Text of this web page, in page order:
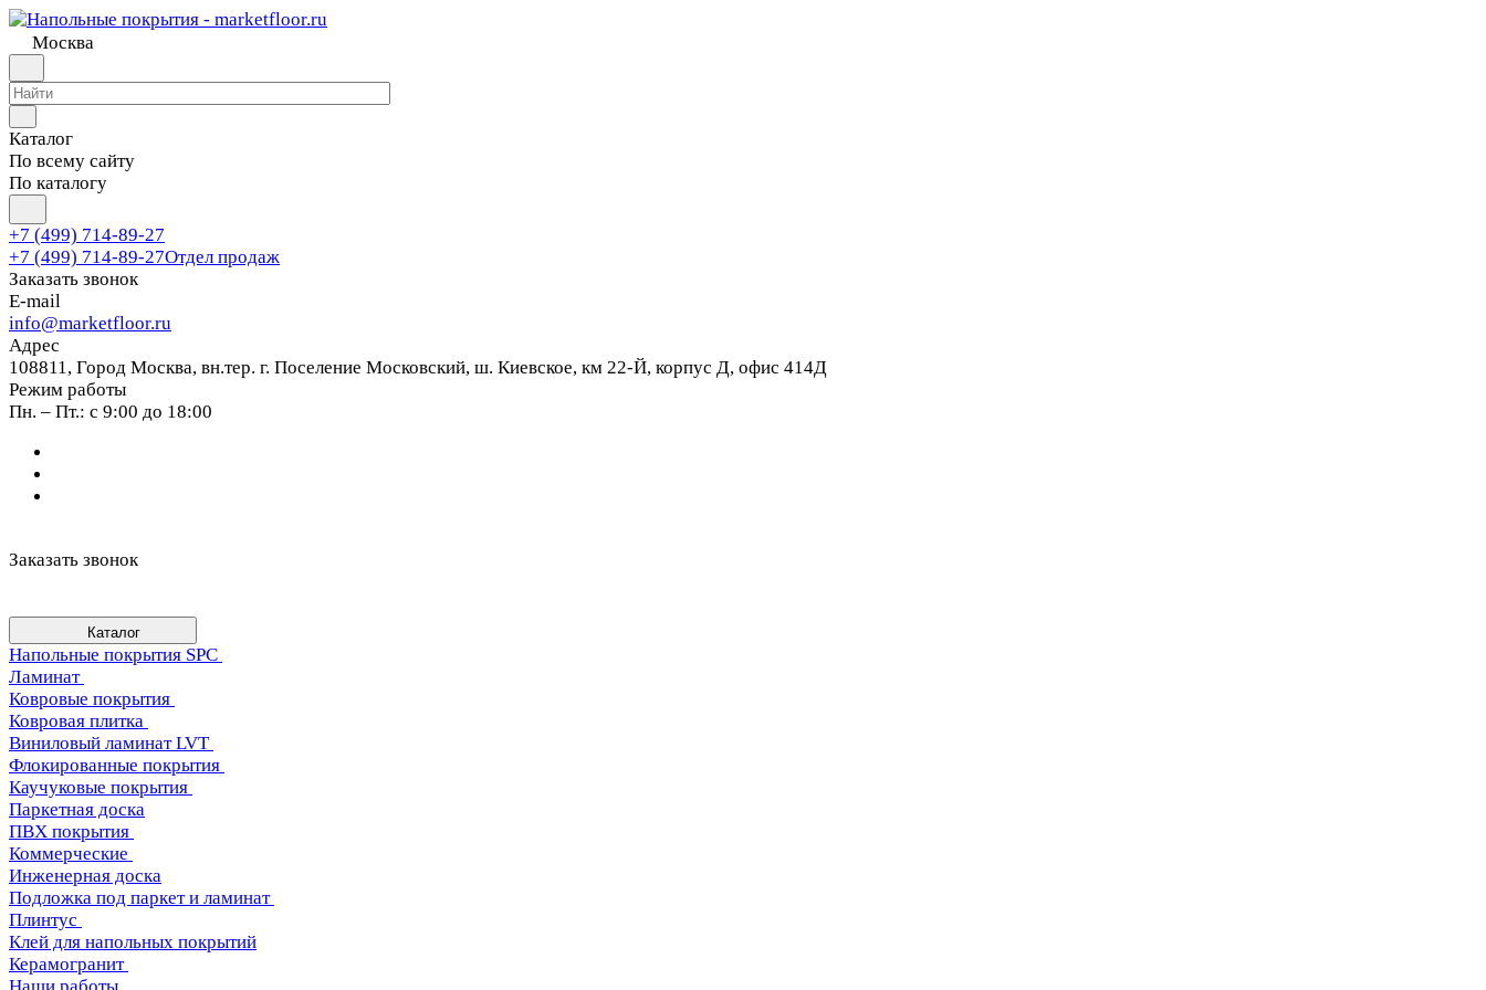
Москва
Каталог
По всему сайту
По каталогу
+7 (499) 714-89-27
+7 (499) 714-89-27Отдел продаж
Заказать звонок
E-mail
info@marketfloor.ru
Адрес
108811, Город Москва, вн.тер. г. Поселение Московский, ш. Киевское, км 22-Й, корпус Д, офис 414Д
Режим работы
Пн. – Пт.: с 9:00 до 18:00
Заказать звонок
Каталог
Напольные покрытия SPC
Ламинат
Ковровые покрытия
Ковровая плитка
Виниловый ламинат LVT
Флокированные покрытия
Каучуковые покрытия
Паркетная доска
ПВХ покрытия
Коммерческие
Инженерная доска
Подложка под паркет и ламинат
Плинтус
Клей для напольных покрытий
Керамогранит